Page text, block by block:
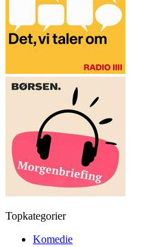
Topkategorier
Komedie